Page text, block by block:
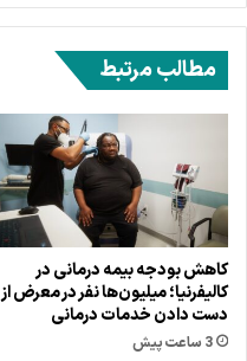
مطالب مرتبط
کاهش بودجه بیمه درمانی در
کالیفرنیا؛ میلیون‌ها نفر در معرض از
دست دادن خدمات درمانی
3 ساعت پیش